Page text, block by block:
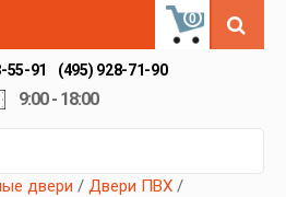
0
55-91 (495) 928-71-90
9:00 - 18:00
двери / Двери ПВХ /